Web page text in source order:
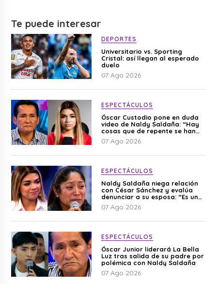
Te puede interesar
DEPORTES
Universitario vs. Sporting
Cristal: así llegan al esperado
duelo
07 Ago 2026
ESPECTÁCULOS
Óscar Custodio pone en duda
video de Naldy Saldaña: “Hay
cosas que de repente se han
editado”
07 Ago 2026
ESPECTÁCULOS
Naldy Saldaña niega relación
con César Sánchez y evalúa
denunciar a su esposa: “Es una
difamación”
07 Ago 2026
ESPECTÁCULOS
Óscar Junior liderará La Bella
Luz tras salida de su padre por
polémica con Naldy Saldaña
07 Ago 2026